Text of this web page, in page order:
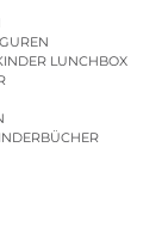
LUNCHBOX